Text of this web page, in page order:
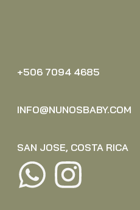
+506 7094 4685‬
INFO@NUNOSBABY.COM
SAN JOSE, COSTA RICA